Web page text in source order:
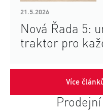
Nová Řada 5:
traktor pro
21.5.2026
Více